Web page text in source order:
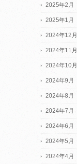
2025年2月
2025年1月
2024年12月
2024年11月
2024年10月
2024年9月
2024年8月
2024年7月
2024年6月
2024年5月
2024年4月